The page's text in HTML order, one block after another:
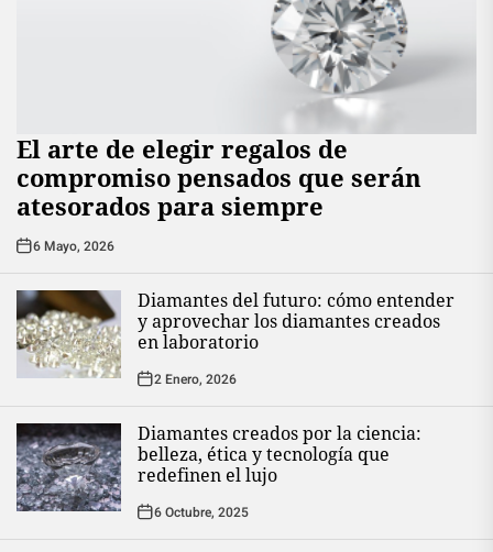
El arte de elegir regalos de
compromiso pensados que serán
atesorados para siempre
6 Mayo, 2026
Diamantes del futuro: cómo entender
y aprovechar los diamantes creados
en laboratorio
2 Enero, 2026
Diamantes creados por la ciencia:
belleza, ética y tecnología que
redefinen el lujo
6 Octubre, 2025